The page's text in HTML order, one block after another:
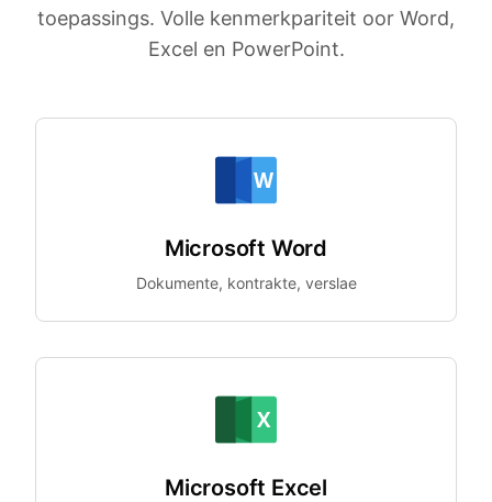
toepassings. Volle kenmerkpariteit oor Word,
Excel en PowerPoint.
Microsoft Word
Dokumente, kontrakte, verslae
Microsoft Excel